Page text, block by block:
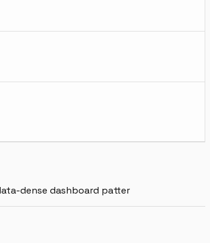
dense dashboard patter